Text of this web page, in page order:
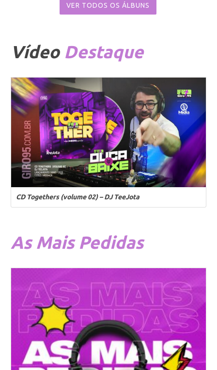
VER TODOS OS ÁLBUNS
Vídeo Destaque
CD Togethers (volume 02) – DJ TeeJota
AsMais Pedidas